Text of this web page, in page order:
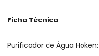
Ficha Técnica
Purificador de Água Hoken: